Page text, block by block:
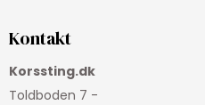
Kontakt
Korssting.dk
Toldboden 7 -